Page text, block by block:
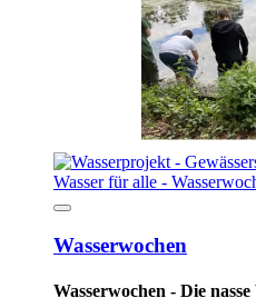
Wasserwochen
Wasserwochen - Die